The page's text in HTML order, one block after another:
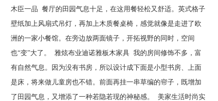
木臣一品 餐厅的田园气息十足，在这用餐轻松又舒适。英式格子
壁纸加上风扇式吊灯，再加上木质餐桌椅，感觉就像是走进了欧
洲的一家小餐馆。在旁边放两面镜子，开拓视野的同时，空间
也“变”大了。 雅炫布业迪诺雅板木家具 我的房间修饰不多，富
有自然气息。因为没有书房，所以设计成下面是小型书房、上面
是床，将来做儿童房也不错。前面再挂一串草编的帘子，既增加
了田园气息，又增添了一种若隐若现的神秘感。 美家生活时尚实